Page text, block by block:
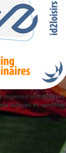
(agence d'animation) et
ludiques et sportives